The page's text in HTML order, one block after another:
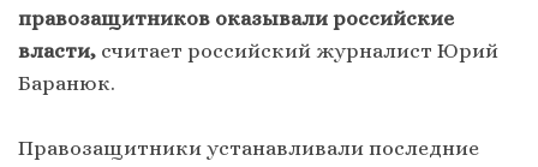
правозащитников оказывали российские
власти, считает российский журналист Юрий
Баранюк.
Правозащитники устанавливали последние